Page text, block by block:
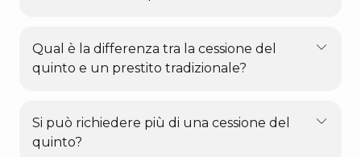
Qual è la differenza tra la cessione del
quinto e un prestito tradizionale?
Si può richiedere più di una cessione del
quinto?